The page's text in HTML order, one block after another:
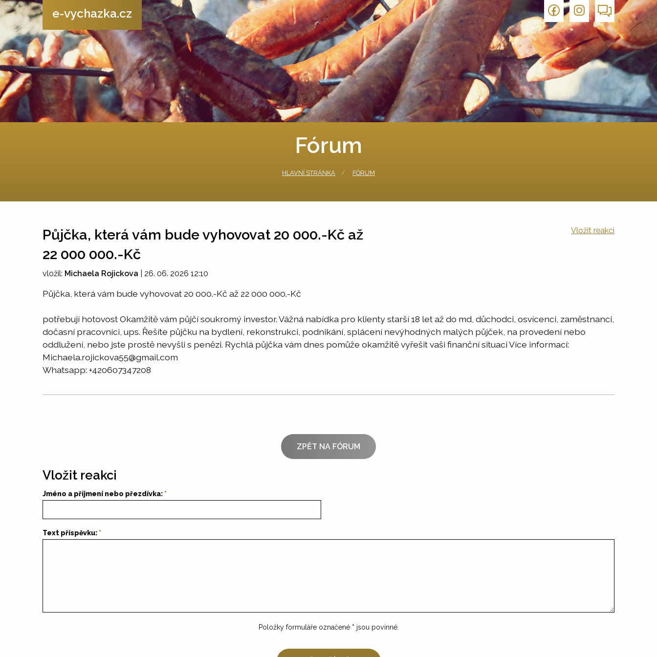
e-vychazka.cz
Fórum
HLAVNÍ STRÁNKA FÓRUM
Půjčka, která vám bude vyhovovat 20 000.-Kč až
22 000 000.-Kč
Vložit reakci
vložil: Michaela Rojickova 26. 06. 2026 12:10
Půjčka, která vám bude vyhovovat 20 000.-Kč až 22 000 000.-Kč
potřebují hotovost Okamžitě vám půjčí soukromý investor. Vážná nabídka pro klienty starší 18 let až do md, důchodci, osvícenci, zaměstnanci,
dočasní pracovníci, ups. Řešíte půjčku na bydlení, rekonstrukci, podnikání, splácení nevýhodných malých půjček, na provedení nebo
oddlužení, nebo jste prostě nevyšli s penězi. Rychlá půjčka vám dnes pomůže okamžitě vyřešit vaši finanční situaci Více informací:
Michaela.rojickova55@gmail.com
Whatsapp: +420607347208
ZPĚT NA FÓRUM
Vložit reakci
Jméno a příjmení nebo přezdívka:
Text příspěvku:
Položky formuláře označené * jsou povinné.